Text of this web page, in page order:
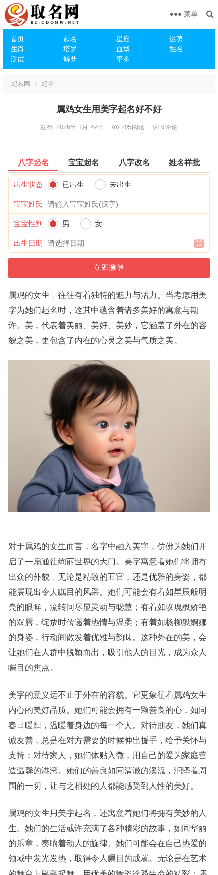
首页 起名 星座
运势
生肖
塔罗 血型
姓名
测试
解梦 更多
菜单
起名网 起名
属鸡女生用美字起名好不好
发布: 2026年 1月 29日 205阅读 0评论
八字起名 宝宝起名 八字改名 姓名祥批
出生状态 已出生 未出生
宝宝姓氏
宝宝性别 男 女
出生日期
属鸡的女生，往往有着独特的魅力与活力。当考虑用美
字为她们起名时，这其中蕴含着诸多美好的寓意与期
许。美，代表着美丽、美好、美妙，它涵盖了外在的容
貌之美，更包含了内在的心灵之美与气质之美。
对于属鸡的女生而言，名字中融入美字，仿佛为她们开
启了一扇通往绚丽世界的大门。美字寓意着她们将拥有
出众的外貌，无论是精致的五官，还是优雅的身姿，都
能展现出令人瞩目的风采。她们可能会有着如星辰般明
亮的眼眸，流转间尽显灵动与聪慧；有着如玫瑰般娇艳
的双唇，绽放时传递着热情与温柔；有着如杨柳般婀娜
的身姿，行动间散发着优雅与韵味。这种外在的美，会
让她们在人群中脱颖而出，吸引他人的目光，成为众人
瞩目的焦点。
美字的意义远不止于外在的容貌。它更象征着属鸡女生
内心的美好品质。她们可能会拥有一颗善良的心，如同
春日暖阳，温暖着身边的每一个人。对待朋友，她们真
诚友善，总是在对方需要的时候伸出援手，给予关怀与
支持；对待家人，她们体贴入微，用自己的爱为家庭营
造温馨的港湾。她们的善良如同清澈的溪流，润泽着周
围的一切，让与之相处的人都能感受到人性的美好。
属鸡的女生用美字起名，还寓意着她们将拥有美妙的人
生。她们的生活或许充满了各种精彩的故事，如同华丽
的乐章，奏响着动人的旋律。她们可能会在自己热爱的
领域中发光发热，取得令人瞩目的成就。无论是在艺术